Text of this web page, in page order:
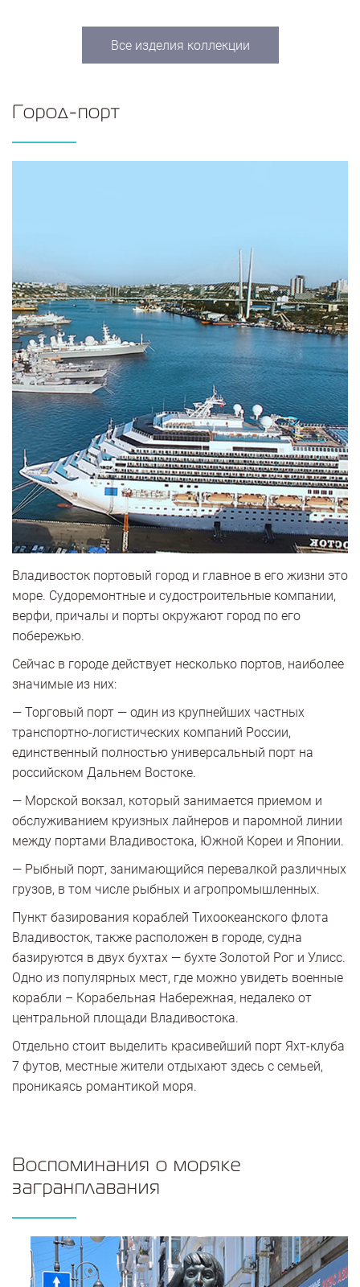
Все изделия коллекции
Город-порт
Владивосток портовый город и главное в его жизни это
море. Судоремонтные и судостроительные компании,
верфи, причалы и порты окружают город по его
побережью.
Сейчас в городе действует несколько портов, наиболее
значимые из них:
— Торговый порт — один из крупнейших частных
транспортно-логистических компаний России,
единственный полностью универсальный порт на
российском Дальнем Востоке.
— Морской вокзал, который занимается приемом и
обслуживанием круизных лайнеров и паромной линии
между портами Владивостока, Южной Кореи и Японии.
— Рыбный порт, занимающийся перевалкой различных
грузов, в том числе рыбных и агропромышленных.
Пункт базирования кораблей Тихоокеанского флота
Владивосток, также расположен в городе, судна
базируются в двух бухтах — бухте Золотой Рог и Улисс.
Одно из популярных мест, где можно увидеть военные
корабли – Корабельная Набережная, недалеко от
центральной площади Владивостока.
Отдельно стоит выделить красивейший порт Яхт-клуба
7 футов, местные жители отдыхают здесь с семьей,
проникаясь романтикой моря.
Воспоминания о моряке
загранплавания